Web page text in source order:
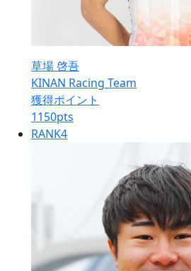
草場 啓吾
KINAN Racing Team
獲得ポイント
1150pts
RANK4